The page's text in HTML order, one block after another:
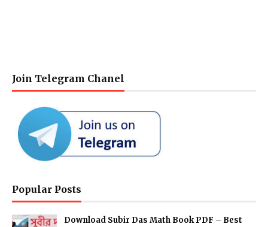
Join Telegram Chanel
Popular Posts
Download Subir Das Math Book PDF – Best